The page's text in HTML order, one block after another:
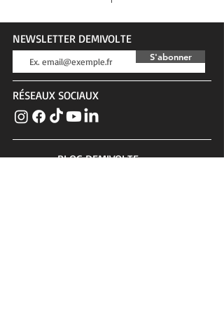
NEWSLETTER DEMIVOLTE
S'abonner
RÉSEAUX SOCIAUX
BLOG DEMIVOLTE